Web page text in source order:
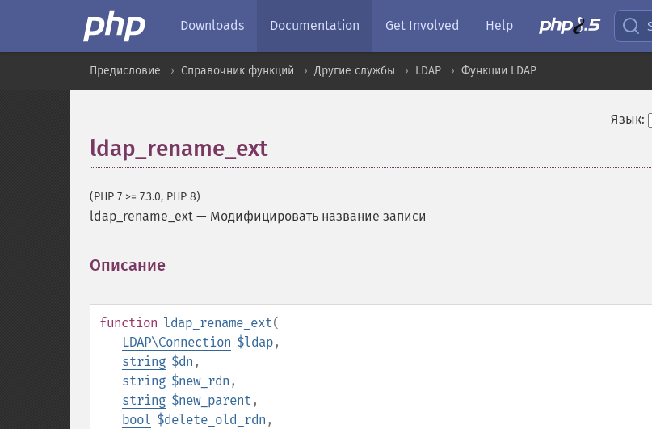
Downloads Documentation Get Involved Help
Предисловие Справочник функций Другие службы LDAP Функции LDAP
Язык:
ldap_rename_ext
(PHP 7 >= 7.3.0, PHP 8)
ldap_rename_ext — Модифицировать название записи
Описание
function ldap_rename_ext(
LDAP\Connection $ldap,
string $dn ,
string $new_rdn ,
string $new_parent ,
bool $delete_old_rdn ,